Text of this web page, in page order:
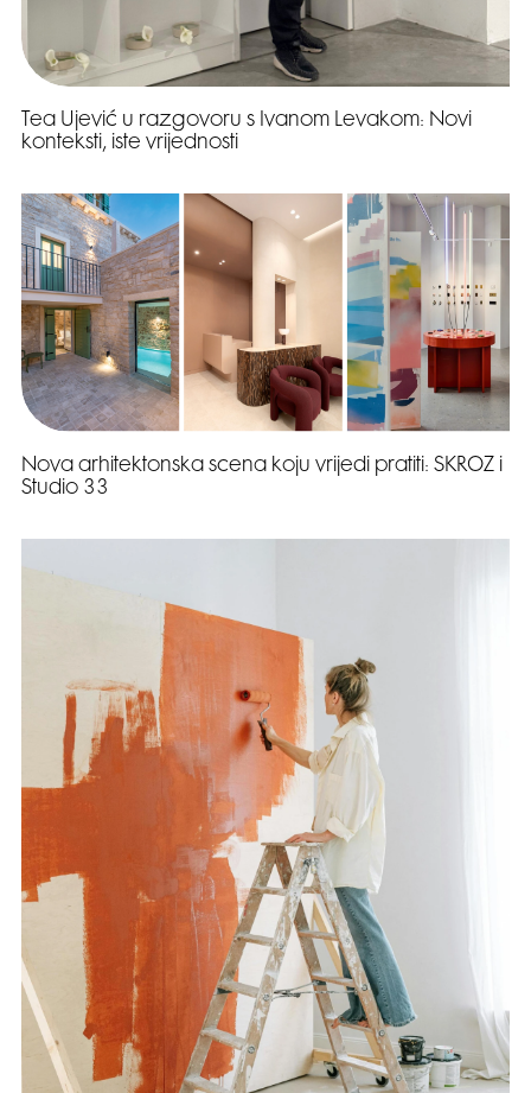
Tea Ujević u razgovoru s Ivanom Levakom: Novi
konteksti, iste vrijednosti
Nova arhitektonska scena koju vrijedi pratiti: SKROZ i
Studio 33